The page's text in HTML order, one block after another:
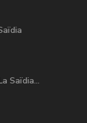
Saïdia...